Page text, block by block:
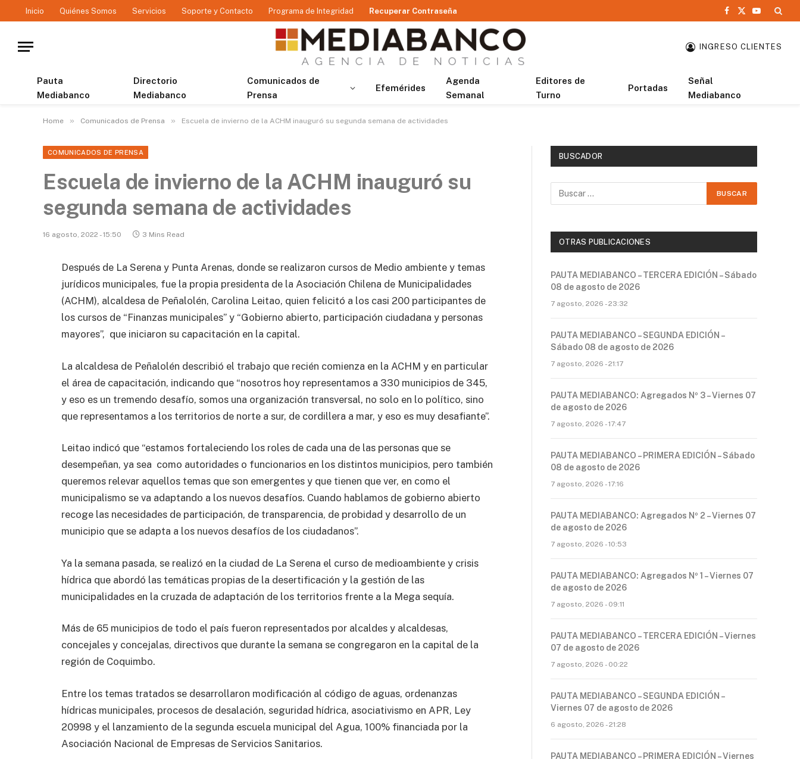
Inicio Quiénes Somos Servicios Soporte y Contacto Programa de Integridad Recuperar Contraseña
Facebook
X
YouTube
INGRESO CLIENTES
Pauta
Mediabanco
Directorio
Mediabanco
Comunicados de
Prensa
Efemérides
Agenda
Semanal
Editores de
Turno
Portadas
Señal
Mediabanco
Home » Comunicados de Prensa » Escuela de invierno de la ACHM inauguró su segunda semana de actividades
COMUNICADOS DE PRENSA
Escuela de invierno de la ACHM inauguró su
segunda semana de actividades
16 agosto, 2022 - 15:50 3 Mins Read
Después de La Serena y Punta Arenas, donde se realizaron cursos de Medio ambiente y temas
jurídicos municipales, fue la propia presidenta de la Asociación Chilena de Municipalidades
(ACHM), alcaldesa de Peñalolén, Carolina Leitao, quien felicitó a los casi 200 participantes de
los cursos de “Finanzas municipales” y “Gobierno abierto, participación ciudadana y personas
mayores”, que iniciaron su capacitación en la capital.
La alcaldesa de Peñalolén describió el trabajo que recién comienza en la ACHM y en particular
el área de capacitación, indicando que “nosotros hoy representamos a 330 municipios de 345,
y eso es un tremendo desafío, somos una organización transversal, no solo en lo político, sino
que representamos a los territorios de norte a sur, de cordillera a mar, y eso es muy desafiante”.
Leitao indicó que “estamos fortaleciendo los roles de cada una de las personas que se
desempeñan, ya sea como autoridades o funcionarios en los distintos municipios, pero también
queremos relevar aquellos temas que son emergentes y que tienen que ver, en como el
municipalismo se va adaptando a los nuevos desafíos. Cuando hablamos de gobierno abierto
recoge las necesidades de participación, de transparencia, de probidad y desarrollo de un
municipio que se adapta a los nuevos desafíos de los ciudadanos”.
Ya la semana pasada, se realizó en la ciudad de La Serena el curso de medioambiente y crisis
hídrica que abordó las temáticas propias de la desertificación y la gestión de las
municipalidades en la cruzada de adaptación de los territorios frente a la Mega sequía.
Más de 65 municipios de todo el país fueron representados por alcaldes y alcaldesas,
concejales y concejalas, directivos que durante la semana se congregaron en la capital de la
región de Coquimbo.
Entre los temas tratados se desarrollaron modificación al código de aguas, ordenanzas
hídricas municipales, procesos de desalación, seguridad hídrica, asociativismo en APR, Ley
20998 y el lanzamiento de la segunda escuela municipal del Agua, 100% financiada por la
Asociación Nacional de Empresas de Servicios Sanitarios.
BUSCADOR
OTRAS PUBLICACIONES
PAUTA MEDIABANCO – TERCERA EDICIÓN – Sábado
08 de agosto de 2026
7 agosto, 2026 - 23:32
PAUTA MEDIABANCO – SEGUNDA EDICIÓN –
Sábado 08 de agosto de 2026
7 agosto, 2026 - 21:17
PAUTA MEDIABANCO: Agregados Nº 3 – Viernes 07
de agosto de 2026
7 agosto, 2026 - 17:47
PAUTA MEDIABANCO – PRIMERA EDICIÓN – Sábado
08 de agosto de 2026
7 agosto, 2026 - 17:16
PAUTA MEDIABANCO: Agregados Nº 2 – Viernes 07
de agosto de 2026
7 agosto, 2026 - 10:53
PAUTA MEDIABANCO: Agregados Nº 1 – Viernes 07
de agosto de 2026
7 agosto, 2026 - 09:11
PAUTA MEDIABANCO – TERCERA EDICIÓN – Viernes
07 de agosto de 2026
7 agosto, 2026 - 00:22
PAUTA MEDIABANCO – SEGUNDA EDICIÓN –
Viernes 07 de agosto de 2026
6 agosto, 2026 - 21:28
PAUTA MEDIABANCO – PRIMERA EDICIÓN – Viernes